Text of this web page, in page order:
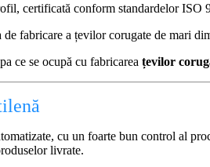
certificată conform standardelor
fabricare a țevilor corugate de mari
ce se ocupă cu fabricarea țevilor
cu un foarte bun control al
livrate.